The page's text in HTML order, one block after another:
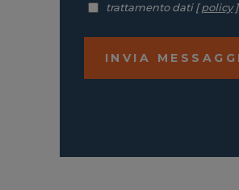
trattamento dati [policy]